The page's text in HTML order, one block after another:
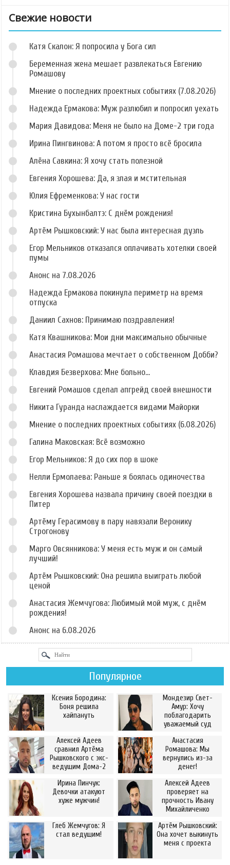
Свежие новости
Катя Скалон: Я попросила у Бога сил
Беременная жена мешает развлекаться Евгению
Ромашову
Мнение о последних проектных событиях (7.08.2026)
Надежда Ермакова: Муж разлюбил и попросил уехать
Мария Давидова: Меня не было на Доме-2 три года
Ирина Пингвинова: А потом я просто всё бросила
Алёна Савкина: Я хочу стать полезной
Евгения Хорошева: Да, я злая и мстительная
Юлия Ефременкова: У нас гости
Кристина Бухынбалтэ: С днём рождения!
Артём Рышковский: У нас была интересная дуэль
Егор Мельников отказался оплачивать хотелки своей
пумы
Анонс на 7.08.2026
Надежда Ермакова покинула периметр на время
отпуска
Даниил Сахнов: Принимаю поздравления!
Катя Квашникова: Мои дни максимально обычные
Анастасия Ромашова мечтает о собственном Добби?
Клавдия Безверхова: Мне больно...
Евгений Ромашов сделал апгрейд своей внешности
Никита Гуранда наслаждается видами Майорки
Мнение о последних проектных событиях (6.08.2026)
Галина Маковская: Всё возможно
Егор Мельников: Я до сих пор в шоке
Нелли Ермолаева: Раньше я боялась одиночества
Евгения Хорошева назвала причину своей поездки в
Питер
Артёму Герасимову в пару навязали Веронику
Строгонову
Марго Овсянникова: У меня есть муж и он самый
лучший!
Артём Рышковский: Она решила выиграть любой
ценой
Анастасия Жемчугова: Любимый мой муж, с днём
рождения!
Анонс на 6.08.2026
Популярное
Ксения Бородина:
Боня решила
хайпануть
Мондезир Свет-
Амур: Хочу
поблагодарить
уважаемый суд
Алексей Адеев
сравнил Артёма
Рышковского с экс-
ведущим Дома-2
Анастасия
Ромашова: Мы
вернулись из-за
денег!
Ирина Пинчук:
Девочки атакуют
хуже мужчин!
Алексей Адеев
проверяет на
прочность Ивану
Михайличенко
Глеб Жемчугов: Я
стал ведущим!
Артём Рышковский:
Она хочет выкинуть
меня с проекта